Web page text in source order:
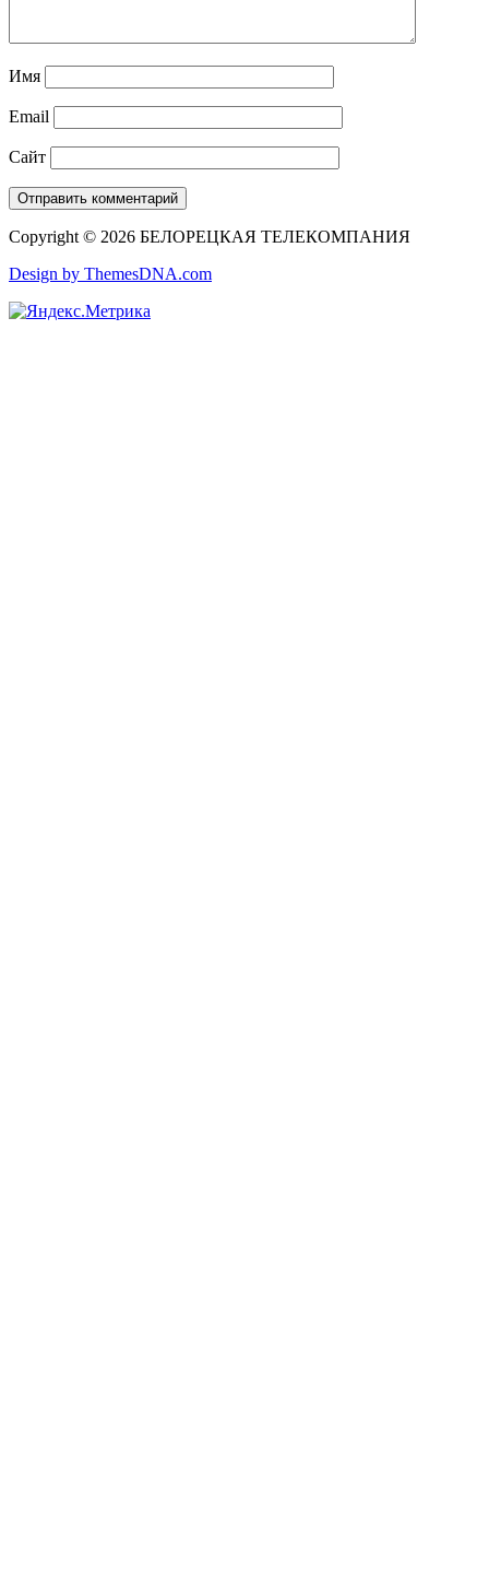
Имя
Email
Сайт
Copyright © 2026 БЕЛОРЕЦКАЯ ТЕЛЕКОМПАНИЯ
Design by ThemesDNA.com